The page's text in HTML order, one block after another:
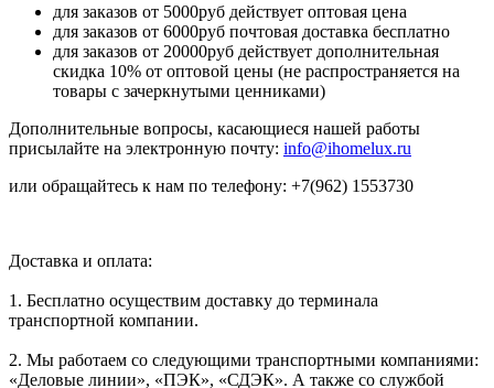
для заказов от 5000руб действует оптовая цена
для заказов от 6000руб почтовая доставка бесплатно
для заказов от 20000руб действует дополнительная
скидка 10% от оптовой цены (не распространяется на
товары с зачеркнутыми ценниками)
Дополнительные вопросы, касающиеся нашей работы
присылайте на электронную почту: info@ihomelux.ru
или обращайтесь к нам по телефону: +7(962) 1553730
Доставка и оплата:
1. Бесплатно осуществим доставку до терминала
транспортной компании.
2. Мы работаем со следующими транспортными компаниями:
«Деловые линии», «ПЭК», «СДЭК». А также со службой